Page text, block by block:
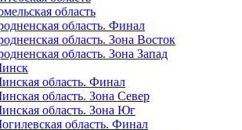
область
область. Финал
область. Зона Восток
область. Зона Запад
область. Финал
область. Зона Север
область. Зона Юг
область. Финал